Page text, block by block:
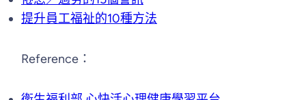
提升員工福祉的10種方法
Reference：